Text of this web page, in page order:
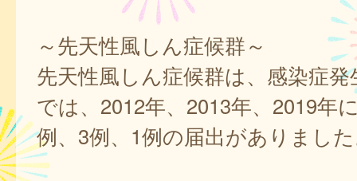
～先天性風しん症候群～
先天性風しん症候群は、感染症発
では、2012年、2013年、2019年
例、3例、1例の届出がありまし